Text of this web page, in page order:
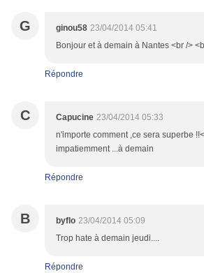
G ginou58 23/04/2014 05:41
Bonjour et à demain à Nantes <br />
Répondre
C Capucine 23/04/2014 05:33
n'importe comment ,ce sera superbe
impatiemment ...à demain
Répondre
B byflo 23/04/2014 05:09
Trop hate à demain jeudi....
Répondre